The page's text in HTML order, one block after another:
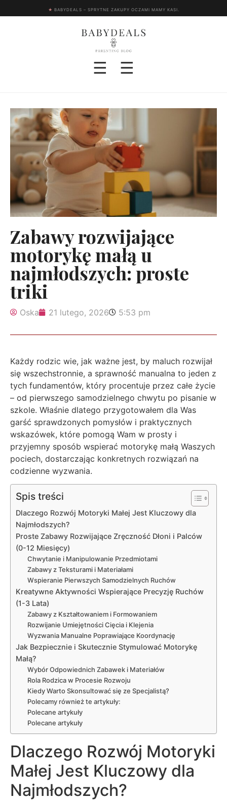
★ BABYDEALS – SPRYTNE ZAKUPY OCZAMI MAMY KASI.
☰ ☰
Zabawy rozwijające
motorykę małą u
najmłodszych: proste
triki
Oska 21 lutego, 2026 5:53 pm
Każdy rodzic wie, jak ważne jest, by maluch rozwijał
się wszechstronnie, a sprawność manualna to jeden z
tych fundamentów, który procentuje przez całe życie
– od pierwszego samodzielnego chwytu po pisanie w
szkole. Właśnie dlatego przygotowałem dla Was
garść sprawdzonych pomysłów i praktycznych
wskazówek, które pomogą Wam w prosty i
przyjemny sposób wspierać motorykę małą Waszych
pociech, dostarczając konkretnych rozwiązań na
codzienne wyzwania.
Spis treści
Dlaczego Rozwój Motoryki Małej Jest Kluczowy dla
Najmłodszych?
Proste Zabawy Rozwijające Zręczność Dłoni i Palców
(0-12 Miesięcy)
Chwytanie i Manipulowanie Przedmiotami
Zabawy z Teksturami i Materiałami
Wspieranie Pierwszych Samodzielnych Ruchów
Kreatywne Aktywności Wspierające Precyzję Ruchów
(1-3 Lata)
Zabawy z Kształtowaniem i Formowaniem
Rozwijanie Umiejętności Cięcia i Klejenia
Wyzwania Manualne Poprawiające Koordynację
Jak Bezpiecznie i Skutecznie Stymulować Motorykę
Małą?
Wybór Odpowiednich Zabawek i Materiałów
Rola Rodzica w Procesie Rozwoju
Kiedy Warto Skonsultować się ze Specjalistą?
Polecamy również te artykuły:
Polecane artykuły
Polecane artykuły
Dlaczego Rozwój Motoryki
Małej Jest Kluczowy dla
Najmłodszych?